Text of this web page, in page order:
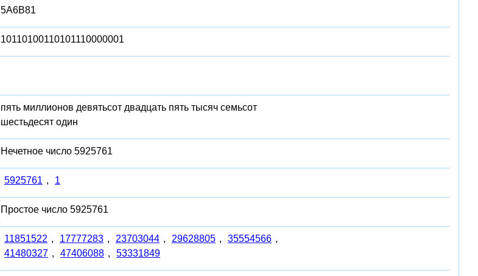
5A6B81
10110100110101110000001
пять миллионов девятьсот двадцать пять тысяч семьсот
шестьдесят один
Нечетное число 5925761
5925761 , 1
Простое число 5925761
11851522 , 17777283 , 23703044 , 29628805 , 35554566 ,
41480327 , 47406088 , 53331849